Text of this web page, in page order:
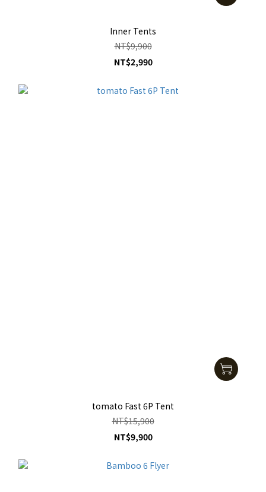
Inner Tents
NT$9,900
NT$2,990
tomato Fast 6P Tent
NT$15,900
NT$9,900